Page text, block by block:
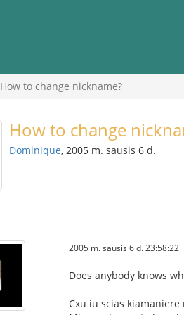
How to change nickname?
How to change
Dominique, 2005 m. sausis 6 d.
2005 m. sausis 6 d. 23:58:22
Does anybody knows
Cxu iu scias